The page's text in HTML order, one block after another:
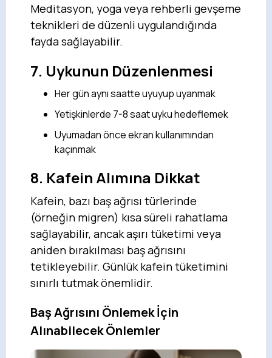
Meditasyon, yoga veya rehberli gevşeme
teknikleri de düzenli uygulandığında
fayda sağlayabilir.
7. Uykunun Düzenlenmesi
Her gün aynı saatte uyuyup uyanmak
Yetişkinlerde 7-8 saat uyku hedeflemek
Uyumadan önce ekran kullanımından
kaçınmak
8. Kafein Alımına Dikkat
Kafein, bazı baş ağrısı türlerinde
(örneğin migren) kısa süreli rahatlama
sağlayabilir, ancak aşırı tüketimi veya
aniden bırakılması baş ağrısını
tetikleyebilir. Günlük kafein tüketimini
sınırlı tutmak önemlidir.
Baş Ağrısını Önlemek İçin
Alınabilecek Önlemler